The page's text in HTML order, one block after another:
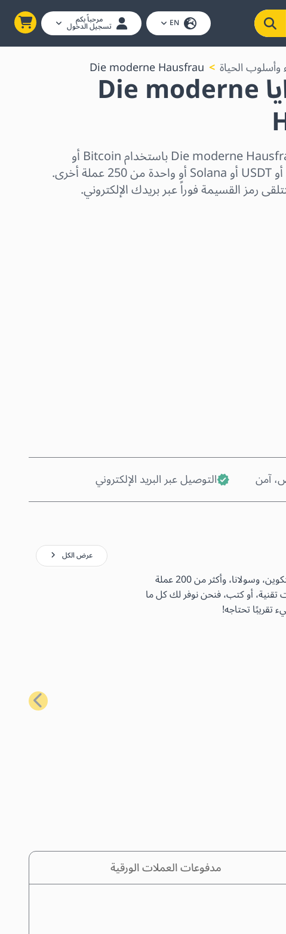
EN مرحباً بكم
تسجيل الدخول
وأسلوب الحياة Die moderne Hausfrau
بطاقة هدايا Die moderne
اشترِ بطاقات هدايا Die moderne Hausfrau باستخدام Bitcoin أو
Ethereum أو USDC أو USDT أو Solana أو واحدة من 250 عملة أخرى.
رمز القسيمة فوراً عبر بريدك الإلكتروني.
آمن التوصيل عبر البريد الإلكتروني
باستخدام بطاقات الهدايا الأكثر شيوعًا لدينا، يمكنك شراء مجموعة واسعة من السلع اليومية باستخدام البيتكوين، والإيثيريوم، واللايتكوين، وسولانا، وأكثر من 200 عملة
تقنية، أو كتب، فنحن نوفر لك كل ما
تقريبًا تحتاجه!
عرض الكل
التالي
مدفوعات العملات الورقية